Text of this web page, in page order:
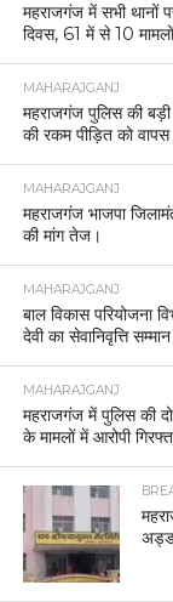
महराजगंज में सभी थानों
दिवस, 61 में से 10
MAHARAJGANJ
महराजगंज पुलिस की
की रकम पीड़ित को वापस
MAHARAJGANJ
महराजगंज भाजपा
की मांग तेज।
MAHARAJGANJ
बाल विकास परियोजना
देवी का सेवानिवृत्ति
MAHARAJGANJ
महराजगंज में पुलिस की दो
के मामलों में आरोपी